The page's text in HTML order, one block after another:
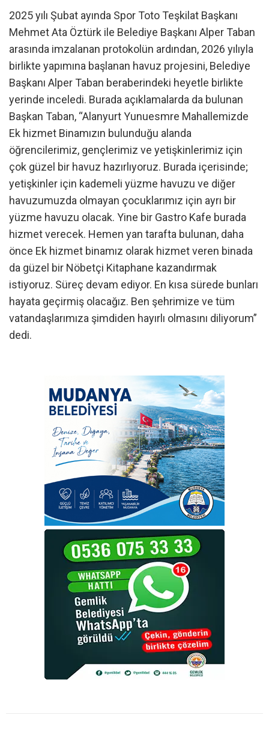
2025 yılı Şubat ayında Spor Toto Teşkilat Başkanı
Mehmet Ata Öztürk ile Belediye Başkanı Alper Taban
arasında imzalanan protokolün ardından, 2026 yılıyla
birlikte yapımına başlanan havuz projesini, Belediye
Başkanı Alper Taban beraberindeki heyetle birlikte
yerinde inceledi. Burada açıklamalarda da bulunan
Başkan Taban, “Alanyurt Yunuesmre Mahallemizde
Ek hizmet Binamızın bulunduğu alanda
öğrencilerimiz, gençlerimiz ve yetişkinlerimiz için
çok güzel bir havuz hazırlıyoruz. Burada içerisinde;
yetişkinler için kademeli yüzme havuzu ve diğer
havuzumuzda olmayan çocuklarımız için ayrı bir
yüzme havuzu olacak. Yine bir Gastro Kafe burada
hizmet verecek. Hemen yan tarafta bulunan, daha
önce Ek hizmet binamız olarak hizmet veren binada
da güzel bir Nöbetçi Kitaphane kazandırmak
istiyoruz. Süreç devam ediyor. En kısa sürede bunları
hayata geçirmiş olacağız. Ben şehrimize ve tüm
vatandaşlarımıza şimdiden hayırlı olmasını diliyorum”
dedi.